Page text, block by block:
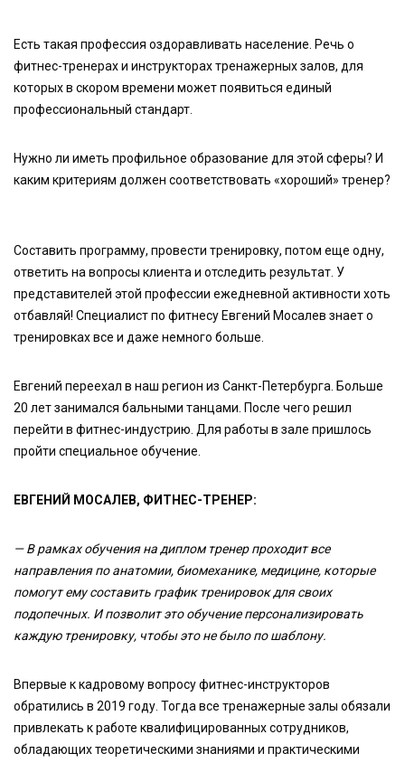
Есть такая профессия оздоравливать население. Речь о
фитнес-тренерах и инструкторах тренажерных залов, для
которых в скором времени может появиться единый
профессиональный стандарт.
Нужно ли иметь профильное образование для этой сферы? И
каким критериям должен соответствовать «хороший» тренер?
Составить программу, провести тренировку, потом еще одну,
ответить на вопросы клиента и отследить результат. У
представителей этой профессии ежедневной активности хоть
отбавляй! Специалист по фитнесу Евгений Мосалев знает о
тренировках все и даже немного больше.
Евгений переехал в наш регион из Санкт-Петербурга. Больше
20 лет занимался бальными танцами. После чего решил
перейти в фитнес-индустрию. Для работы в зале пришлось
пройти специальное обучение.
ЕВГЕНИЙ МОСАЛЕВ, ФИТНЕС-ТРЕНЕР:
— В рамках обучения на диплом тренер проходит все
направления по анатомии, биомеханике, медицине, которые
помогут ему составить график тренировок для своих
подопечных. И позволит это обучение персонализировать
каждую тренировку, чтобы это не было по шаблону.
Впервые к кадровому вопросу фитнес-инструкторов
обратились в 2019 году. Тогда все тренажерные залы обязали
привлекать к работе квалифицированных сотрудников,
обладающих теоретическими знаниями и практическими